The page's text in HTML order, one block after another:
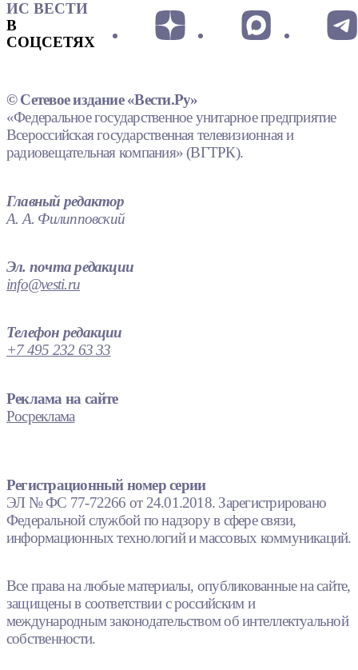
ИС ВЕСТИ
В
СОЦСЕТЯХ
© Сетевое издание «Вести.Ру»
«Федеральное государственное унитарное предприятие
Всероссийская государственная телевизионная и
радиовещательная компания» (ВГТРК).
Главный редактор
А. А. Филипповский
Эл. почта редакции
info@vesti.ru
Телефон редакции
+7 495 232 63 33
Реклама на сайте
Росреклама
Регистрационный номер серии
ЭЛ № ФС 77-72266 от 24.01.2018. Зарегистрировано
Федеральной службой по надзору в сфере связи,
информационных технологий и массовых коммуникаций.
Все права на любые материалы, опубликованные на сайте,
защищены в соответствии с российским и
международным законодательством об интеллектуальной
собственности.